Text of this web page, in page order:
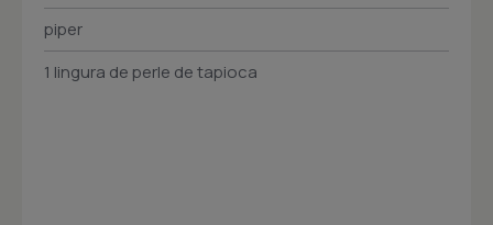
piper
1 lingura de perle de tapioca